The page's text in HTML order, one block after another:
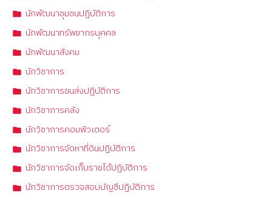
นักพัฒนาชุมชนปฏิบัติการ
นักพัฒนาทรัพยากรบุคคล
นักพัฒนาสังคม
นักวิชาการ
นักวิชาการขนส่งปฏิบัติการ
นักวิชาการคลัง
นักวิชาการคอมพิวเตอร์
นักวิชาการจัดหาที่ดินปฏิบัติการ
นักวิชาการจัดเก็บรายได้ปฏิบัติการ
นักวิชาการตรวจสอบบัญชีปฏิบัติการ